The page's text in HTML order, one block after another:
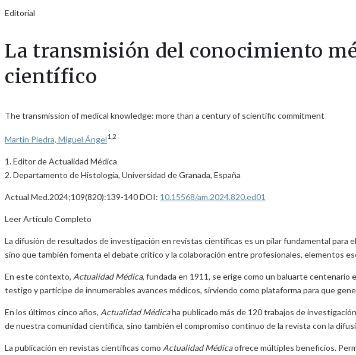
Editorial
La transmisión del conocimiento
científico
The transmission of medical knowledge: more than a century of scientific commitment
Martin Piedra, Miguel Ángel1,2
1. Editor de Actualidad Médica
2. Departamento de Histología, Universidad de Granada, España
Actual Med.2024;109(820):139-140 DOI: 10.15568/am.2024.820.ed01
Leer Artículo Completo
La difusión de resultados de investigación en revistas científicas es un pilar fundamental para
sino que también fomenta el debate crítico y la colaboración entre profesionales, elementos
En este contexto, Actualidad Médica, fundada en 1911, se erige como un baluarte centenario
testigo y partícipe de innumerables avances médicos, sirviendo como plataforma para que
En los últimos cinco años, Actualidad Médicaha publicado más de 120 trabajos de
de nuestra comunidad científica, sino también el compromiso continuo de la revista con la
La publicación en revistas científicas como Actualidad Médicaofrece múltiples beneficios.